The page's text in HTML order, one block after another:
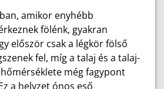
amikor enyhébb
fölénk, gyakran
először csak a légkör fölső
fel, míg a talaj és a talaj-
még fagypont
a helyzet ónos eső